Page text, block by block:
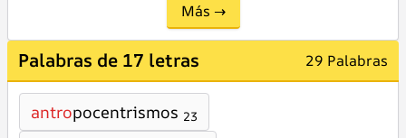
Más →
Palabras de 17 letras 29 Palabras
antropocentrismos 23